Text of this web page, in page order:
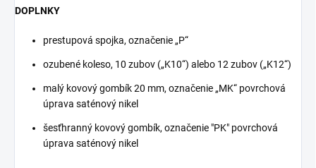
DOPLNKY
prestupová spojka, označenie „P“
ozubené koleso, 10 zubov („K10“) alebo 12 zubov („K12“)
malý kovový gombík 20 mm, označenie „MK“ povrchová
úprava saténový nikel
šesťhranný kovový gombík, označenie "PK" povrchová
úprava saténový nikel